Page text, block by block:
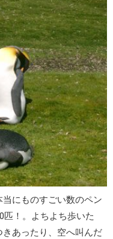
にものすごい数のペン
匹！ 。よちよち歩いた
あったり、空へ叫んだ